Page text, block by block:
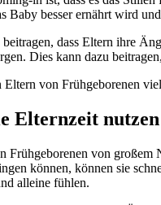
Baby besser ernährt wird
dass Eltern ihre
Dies kann dazu
von Frühgeborenen
Elternzeit nutzen
Frühgeborenen von
können, können sie
alleine fühlen.